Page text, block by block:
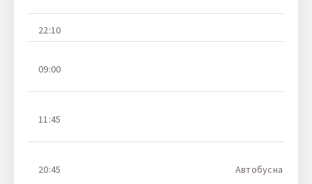
22:10
09:00
11:45
20:45 Автобусна